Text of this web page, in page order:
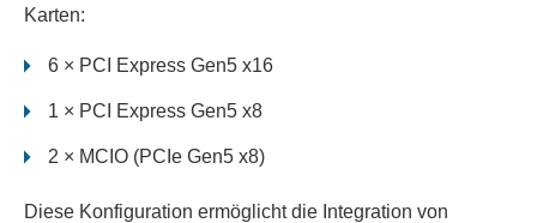
Karten:
6 × PCI Express Gen5 x16
1 × PCI Express Gen5 x8
2 × MCIO (PCIe Gen5 x8)
Diese Konfiguration ermöglicht die Integration von